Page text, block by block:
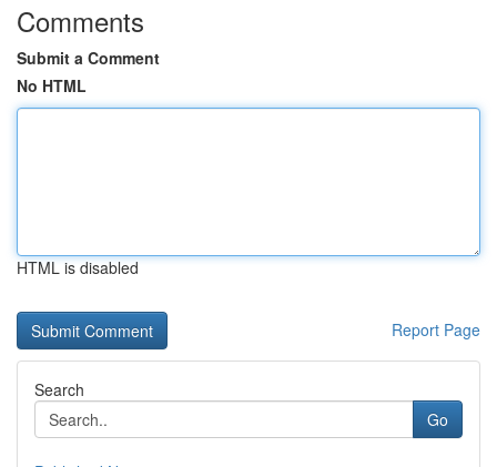
Comments
Submit a Comment
No HTML
HTML is disabled
Report Page
Search
Go